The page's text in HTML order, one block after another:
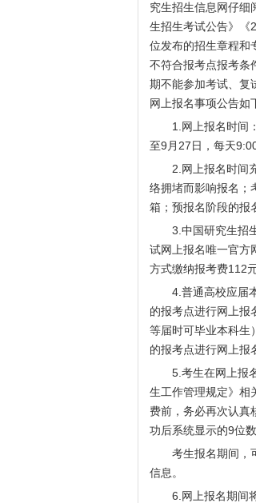
究生招生信息网仔细
生招生考试公告》《
位发布的招生章程和
不符合报考点报考条
期不能参加考试、复
网上报名事项公告如
1.网上报名时间：
至9月27日，每天
2.网上报名时间充
络拥堵而影响报名；
箱；预报名阶段的报
3.中国研究生招
试网上报名唯一官方
方式缴纳报考费112
4.普通高校应届本
的报考点进行网上报
等届时可毕业本科生
的报考点进行网上报
5.考生在网上报名
生工作管理规定》相
费前，务必再次认真
功后系统显示的9位
考生报名期间，可
信息。
6.网上报名期间将